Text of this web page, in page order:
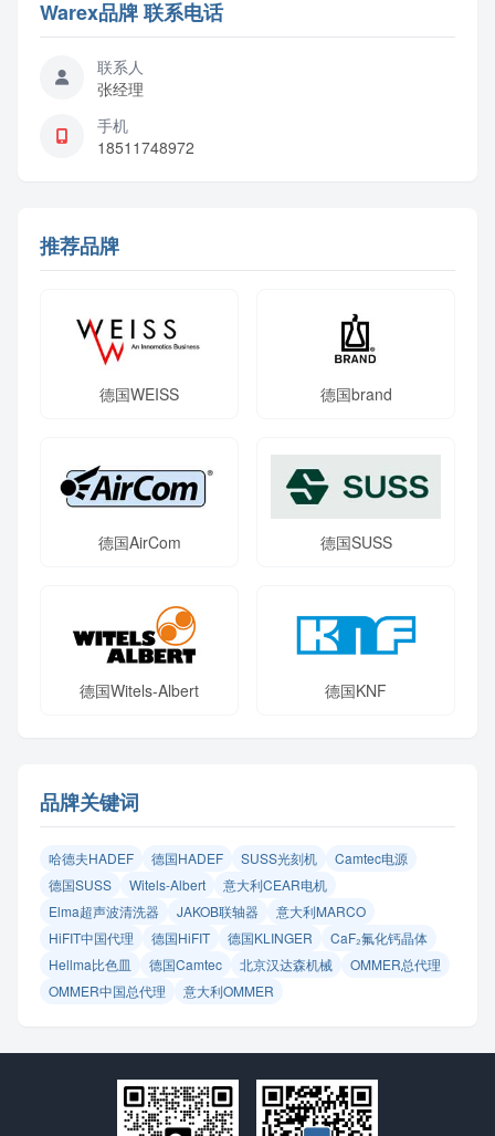
Warex品牌 联系电话
联系人
张经理
手机
18511748972
推荐品牌
德国WEISS 德国brand
德国AirCom 德国SUSS
德国Witels-Albert 德国KNF
品牌关键词
哈德夫HADEF 德国HADEF SUSS光刻机
Camtec电源
德国SUSS
Witels‑Albert
意大利CEAR电机
Elma超声波清洗器
JAKOB联轴器
意大利MARCO
HiFIT中国代理
德国HiFIT 德国KLINGER
CaF₂氟化钙晶体
Hellma比色皿
德国Camtec 北京汉达森机械
OMMER总代理
OMMER中国总代理
意大利OMMER